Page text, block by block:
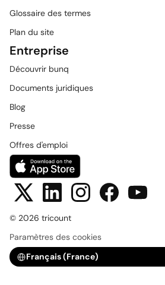
Glossaire des termes
Plan du site
Entreprise
Découvrir bunq
Documents juridiques
Blog
Presse
Offres d'emploi
© 2026 tricount
Paramètres des cookies
Select Language
Français (France)